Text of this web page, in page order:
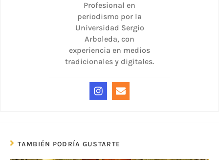
Profesional en
periodismo por la
Universidad Sergio
Arboleda, con
experiencia en medios
tradicionales y digitales.
TAMBIÉN PODRÍA GUSTARTE